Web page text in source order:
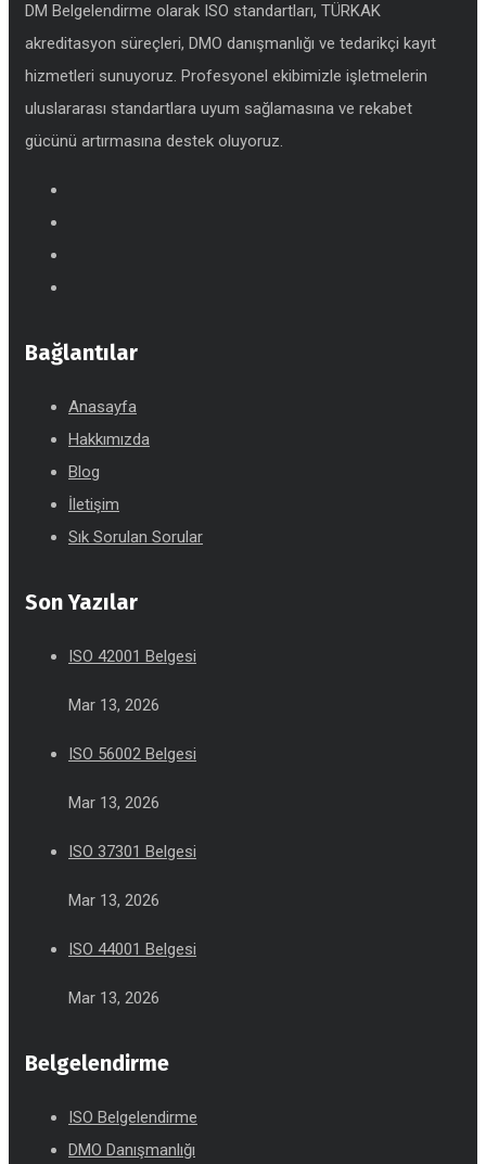
DM Belgelendirme olarak ISO standartları, TÜRKAK
akreditasyon süreçleri, DMO danışmanlığı ve tedarikçi kayıt
hizmetleri sunuyoruz. Profesyonel ekibimizle işletmelerin
uluslararası standartlara uyum sağlamasına ve rekabet
gücünü artırmasına destek oluyoruz.
Bağlantılar
Anasayfa
Hakkımızda
Blog
İletişim
Sık Sorulan Sorular
Son Yazılar
ISO 42001 Belgesi
Mar 13, 2026
ISO 56002 Belgesi
Mar 13, 2026
ISO 37301 Belgesi
Mar 13, 2026
ISO 44001 Belgesi
Mar 13, 2026
Belgelendirme
ISO Belgelendirme
DMO Danışmanlığı